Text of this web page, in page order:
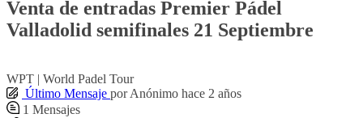
Venta de entradas Premier Pádel
Valladolid semifinales 21 Septiembre
WPT | World Padel Tour
Último Mensaje por Anónimo hace 2 años
1 Mensajes